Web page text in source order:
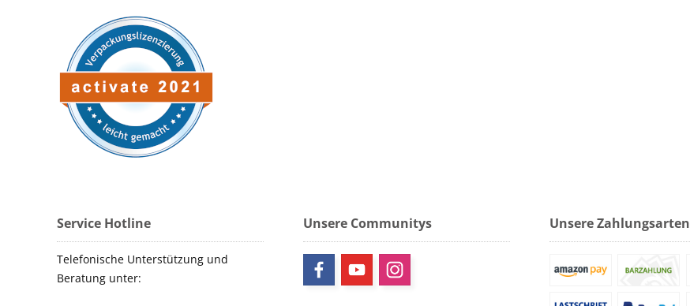
Service Hotline
Telefonische Unterstützung und
Beratung unter:
Unsere Communitys Unsere Zahlungsarten